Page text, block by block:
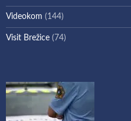
Videokom (144)
Visit Brežice (74)